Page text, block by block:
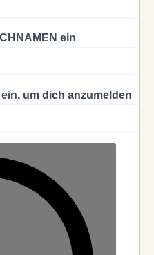
ein
um dich anzumelden